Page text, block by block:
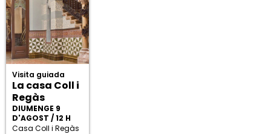
Visita guiada
La casa Coll i
Regàs
DIUMENGE 9
D'AGOST / 12 H
Casa Coll i Regàs